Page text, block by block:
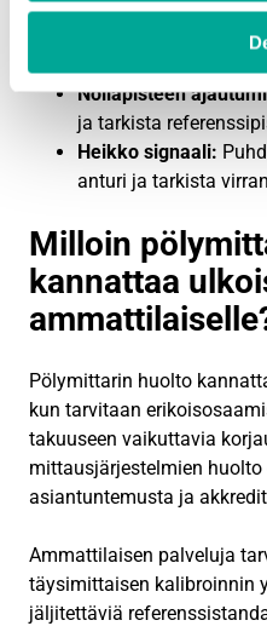
kaapelointi, puhdista
Mittausarvojen
Nollapisteen
ja tarkista
Heikko signaali:
anturi ja tarkista
Milloin
kannattaa
Pölymittarin huolto
kun tarvitaan
takuuseen vaikuttavia
mittausjärjestelmien
asiantuntemusta ja
Ammattilaisen palveluja
täysimittaisen kalibroinnin
jäljitettäviä